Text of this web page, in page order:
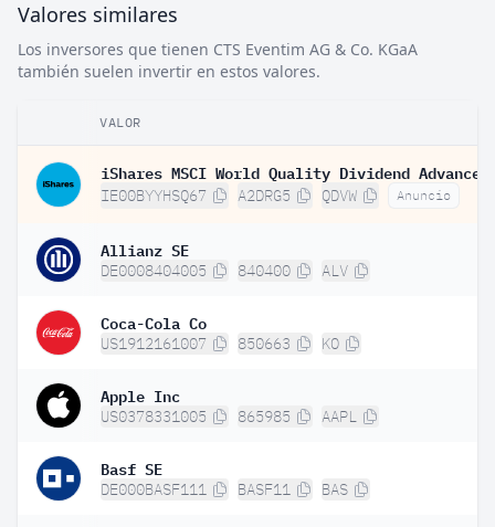
Valores similares
Los inversores que tienen CTS Eventim AG & Co. KGaA
también suelen invertir en estos valores.
VALOR
IE00BYYHSQ67 A2DRG5 QDVW Anuncio
Allianz SE
DE0008404005 840400 ALV
Coca-Cola Co
US1912161007 850663 KO
Apple Inc
US0378331005 865985 AAPL
Basf SE
DE000BASF111 BASF11 BAS